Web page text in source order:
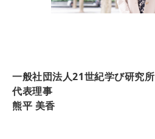
一般社団法人21世紀学び研究所
代表理事
熊平 美香